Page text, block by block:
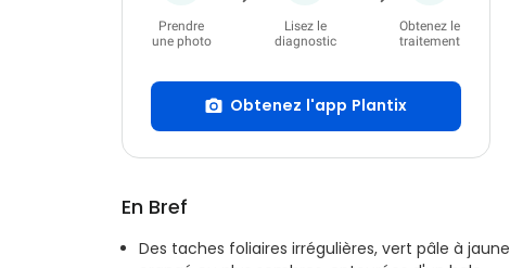
Prendre
une photo
Lisez le
diagnostic
Obtenez le
traitement
Obtenez l'app Plantix
En Bref
Des taches foliaires irrégulières, vert pâle à jaune